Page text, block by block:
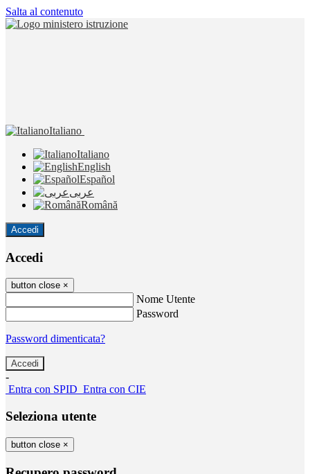
Salta al contenuto
Italiano
Italiano
English
Español
عربى
Română
Accedi
Accedi
button close ×
Nome Utente
Password
Password dimenticata?
-
Entra con SPID Entra con CIE
Seleziona utente
button close ×